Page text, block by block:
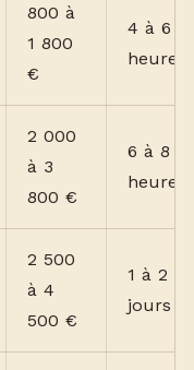
800 à
1 800
€
4 à 6
heures
2 000
à 3
800 €
6 à 8
heures
2 500
à 4
500 €
1 à 2
jours